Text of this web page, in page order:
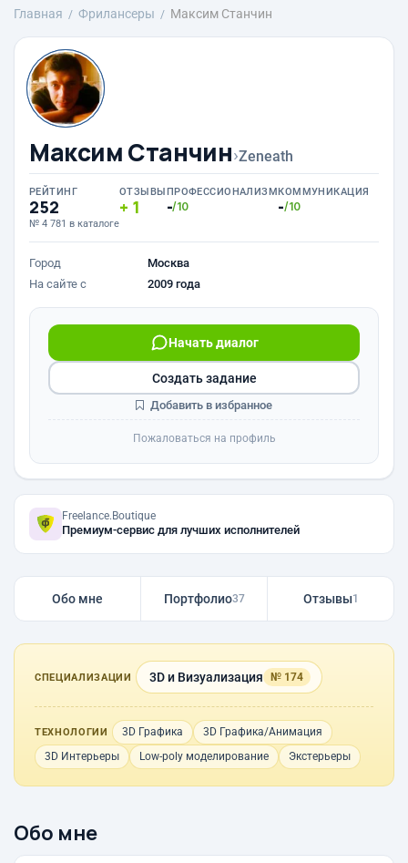
Главная Фрилансеры Максим Станчин
Максим Станчин›Zeneath
РЕЙТИНГ
252
№ 4 781 в каталоге
ОТЗЫВЫ
1
ПРОФЕССИОНАЛИЗМ
-/10
КОММУНИКАЦИЯ
-/10
Город
Москва
На сайте с
2009 года
Начать диалог
Создать задание
Добавить в избранное
Пожаловаться на профиль
Freelance.Boutique
Премиум-сервис для лучших исполнителей
Обо мне Портфолио37 Отзывы1
СПЕЦИАЛИЗАЦИИ 3D и Визуализация № 174
ТЕХНОЛОГИИ 3D Графика
3D Графика/Анимация
3D Интерьеры
Low-poly моделирование Экстерьеры
Обо мне